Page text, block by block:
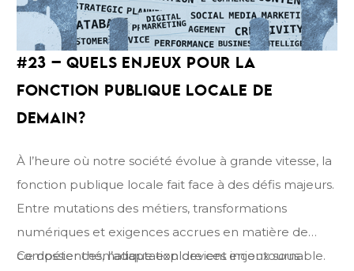
#23 – QUELS ENJEUX POUR LA
FONCTION PUBLIQUE LOCALE DE
DEMAIN?
À l’heure où notre société évolue à grande vitesse, la
fonction publique locale fait face à des défis majeurs.
Entre mutations des métiers, transformations
numériques et exigences accrues en matière de
compétences, l’adaptation devient incontournable.
Ce dossier thématique explore ces enjeux sous